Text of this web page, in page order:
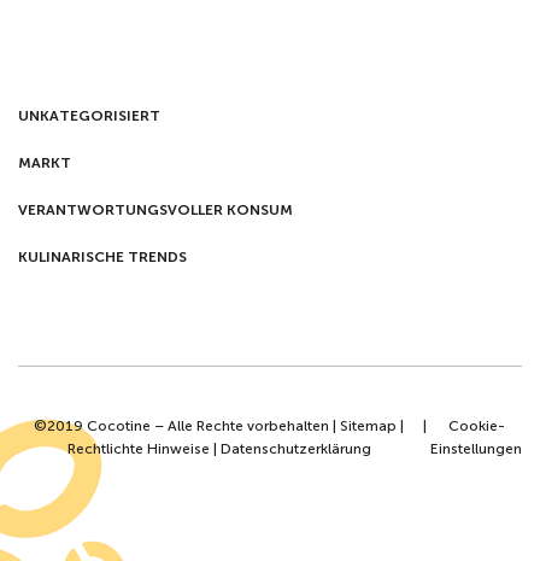
UNKATEGORISIERT
MARKT
VERANTWORTUNGSVOLLER KONSUM
KULINARISCHE TRENDS
©2019 Cocotine – Alle Rechte vorbehalten | Sitemap
Rechtlichte Hinweise
Datenschutzerklärung
Cookie-
Einstellungen